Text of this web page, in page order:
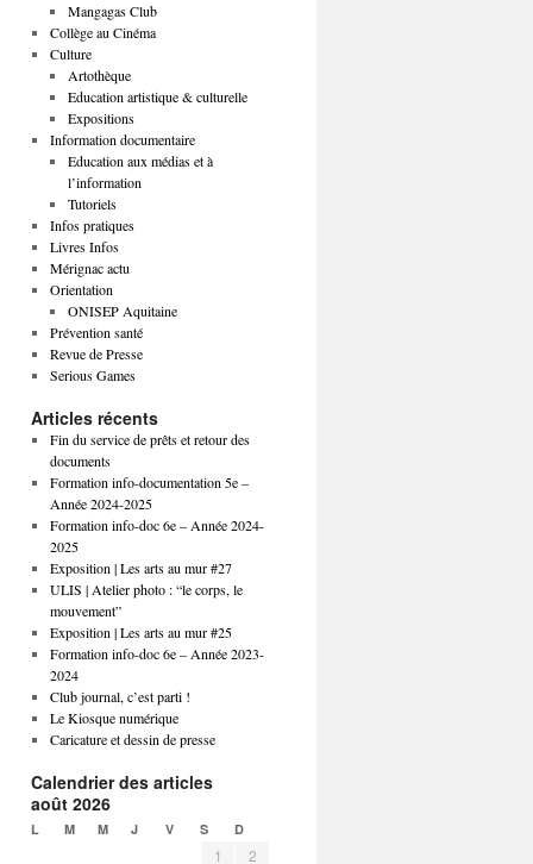
Mangagas Club
Collège au Cinéma
Culture
Artothèque
Education artistique & culturelle
Expositions
Information documentaire
Education aux médias et à
l’information
Tutoriels
Infos pratiques
Livres Infos
Mérignac actu
Orientation
ONISEP Aquitaine
Prévention santé
Revue de Presse
Serious Games
Articles récents
Fin du service de prêts et retour des
documents
Formation info-documentation 5e –
Année 2024-2025
Formation info-doc 6e – Année 2024-
2025
Exposition | Les arts au mur #27
ULIS | Atelier photo : “le corps, le
mouvement”
Exposition | Les arts au mur #25
Formation info-doc 6e – Année 2023-
2024
Club journal, c’est parti !
Le Kiosque numérique
Caricature et dessin de presse
Calendrier des articles
août 2026
L M M J V S D
1
2